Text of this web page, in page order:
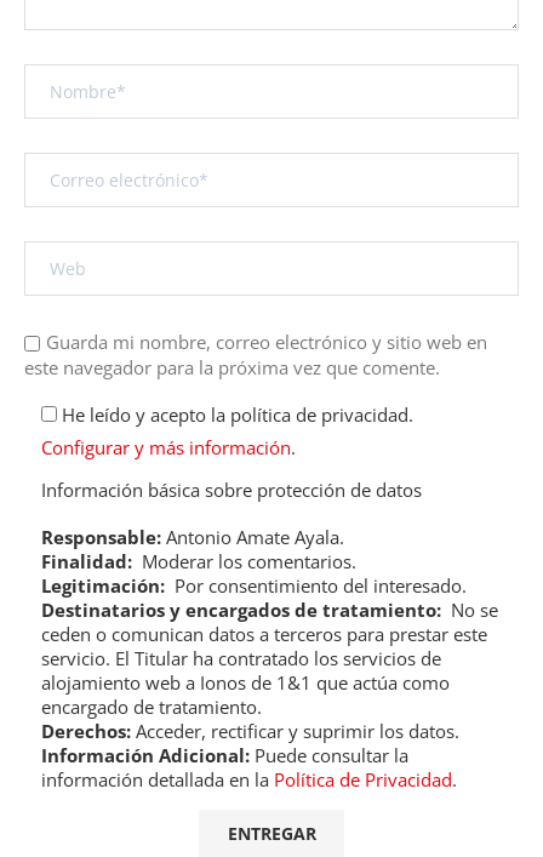
Guarda mi nombre, correo electrónico y sitio web en
este navegador para la próxima vez que comente.
He leído y acepto la política de privacidad.
Configurar y más información.
Información básica sobre protección de datos
Responsable: Antonio Amate Ayala.
Finalidad: Moderar los comentarios.
Legitimación: Por consentimiento del interesado.
Destinatarios y encargados de tratamiento: No se
ceden o comunican datos a terceros para prestar este
servicio. El Titular ha contratado los servicios de
alojamiento web a Ionos de 1&1 que actúa como
encargado de tratamiento.
Derechos: Acceder, rectificar y suprimir los datos.
Información Adicional: Puede consultar la
información detallada en la Política de Privacidad.